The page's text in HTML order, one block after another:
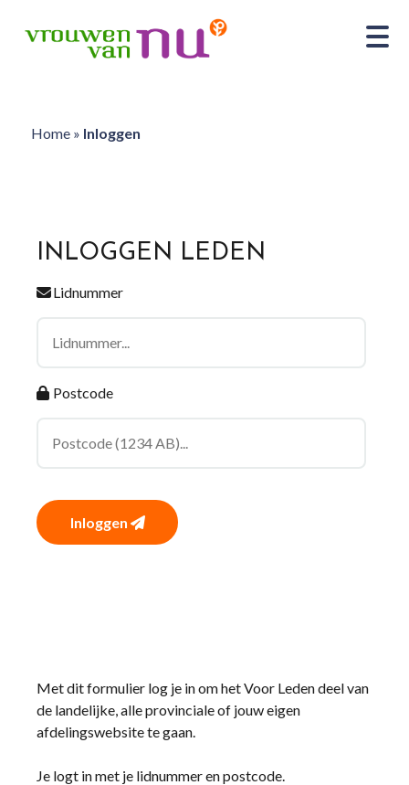
Home» Inloggen
INLOGGEN LEDEN
Lidnummer
Postcode
Inloggen
Met dit formulier log je in om het Voor Leden deel van
de landelijke, alle provinciale of jouw eigen
afdelingswebsite te gaan.
Je logt in met je lidnummer en postcode.